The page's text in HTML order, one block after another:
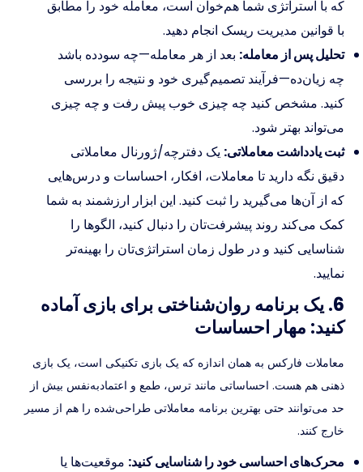
که با استراتژی شما هم‌خوان است، معامله خود را مطابق
با قوانین مدیریت ریسک انجام دهید.
تحلیل پس از معامله: بعد از هر معامله—چه سودده باشد
چه زیان‌ده—فرآیند تصمیم‌گیری خود و نتیجه را بررسی
کنید. مشخص کنید چه چیزی خوب پیش رفت و چه چیزی
می‌تواند بهتر شود.
ثبت یادداشت معاملاتی: یک دفترچه/ژورنال معاملاتی
دقیق نگه دارید تا معاملات، افکار، احساسات و درس‌هایی
که از آن‌ها می‌گیرید را ثبت کنید. این ابزار ارزشمند به شما
کمک می‌کند روند پیشرفت‌تان را دنبال کنید، الگوها را
شناسایی کنید و در طول زمان استراتژی‌تان را بهینه‌تر
نمایید.
6. یک برنامه روان‌شناختی برای بازی آماده
کنید: مهار احساسات
معاملات فارکس به همان اندازه که یک بازی تکنیکی است، یک بازی
ذهنی هم هست. احساساتی مانند ترس، طمع و اعتمادبه‌نفس بیش از
حد می‌توانند حتی بهترین برنامه معاملاتی طراحی‌شده را هم از مسیر
خارج کنند.
محرک‌های احساسی خود را شناسایی کنید: موقعیت‌ها یا